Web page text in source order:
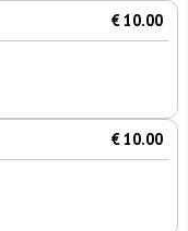
€ 10.00
€ 10.00